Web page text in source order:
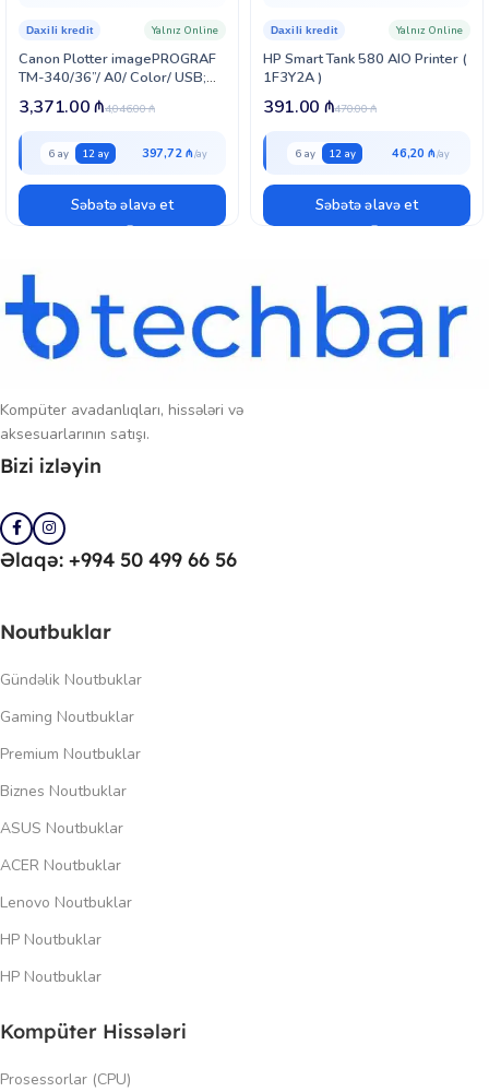
Canon Plotter imagePROGRAF
TM-340/36”/ A0/ Color/ USB;
Ethernet; Wi-Fi/ 2400 x 1200
(6248C003)
Daxili kredit Yalnız Online
4,046.00₼
3,371.00₼
6 ay 12 ay 397,72 ₼
Səbətə əlavə et
HP Smart Tank 580 AIO Printer (
1F3Y2A )
Daxili kredit Yalnız Online
470.00₼
391.00 ₼
6 ay 12 ay 46,20 ₼
Səbətə əlavə et
Kompüter avadanlıqları, hissələri və
aksesuarlarının satışı.
Bizi izləyin
Əlaqə: +994 50 499 66 56
Noutbuklar
Gündəlik Noutbuklar
Gaming Noutbuklar
Premium Noutbuklar
Biznes Noutbuklar
ASUS Noutbuklar
ACER Noutbuklar
Lenovo Noutbuklar
HP Noutbuklar
HP Noutbuklar
Kompüter Hissələri
Prosessorlar (CPU)